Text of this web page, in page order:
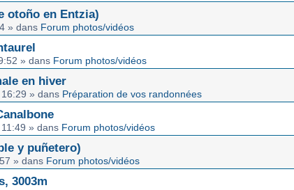
otoño en Entzia)
» dans Forum photos/vidéos
» dans Forum photos/vidéos
en hiver
» dans Préparation de vos randonnées
» dans Forum photos/vidéos
y puñetero)
» dans Forum photos/vidéos
3003m